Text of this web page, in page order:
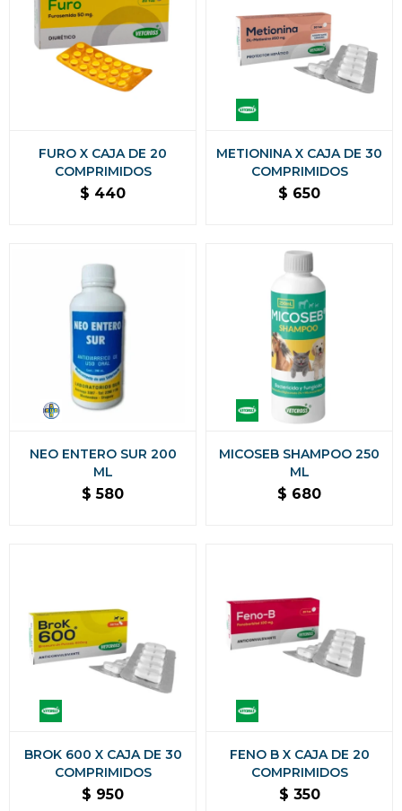
FURO X CAJA DE 20
COMPRIMIDOS
$ 440
METIONINA X CAJA DE 30
COMPRIMIDOS
$ 650
NEO ENTERO SUR 200
ML
$ 580
MICOSEB SHAMPOO 250
ML
$ 680
BROK 600 X CAJA DE 30
COMPRIMIDOS
$ 950
FENO B X CAJA DE 20
COMPRIMIDOS
$ 350